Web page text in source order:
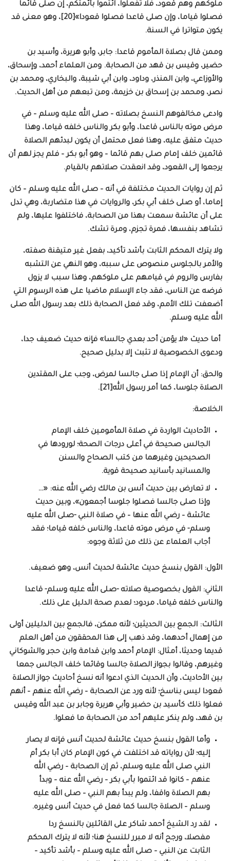
ملوكهم وهم قعود، فلا تفعلوا، ائتموا بأئمتكم، إن صلى قائما
فصلوا قياما، وإن صلى قاعدا فصلوا قعودا»[20]، وهو معنى قد
يكون متواترا في السنة.
وممن قال بصلاة المأموم قاعدا: جابر، وأبو هريرة، وأسيد بن
حضير، وقيس بن قهد من الصحابة. ومن العلماء أحمد، وإسحاق،
والأوزاعي، وابن المنذر، وداود، وابن أبي شيبة، والبخاري، ومحمد بن
نصر، ومحمد بن إسحاق بن خزيمة، ومن تبعهم من أهل الحديث.
وادعى مخالفوهم النسخ بصلاته – صلى الله عليه وسلم – في
مرض موته بالناس قاعدا، وأبو بكر والناس خلفه قياما، وهذا
حديث متفق عليه، وهذا فعل محتمل أن يكون لبدئهم الصلاة
قائمين خلف إمام صلى بهم قائما – وهو أبو بكر – فلم يجز لهم أن
يرجعوا إلى القعود، وقد انعقدت صلاتهم بالقيام.
ثم إن روايات الحديث مختلفة في أنه – صلى الله عليه وسلم – كان
إماما، أو صلى خلف أبي بكر، والروايات في هذا متضاربة، وهي تدل
على أن عائشة سمعت بهذا من الصحابة، فاختلفوا عليها، ولم
تشاهد بنفسها، فمرة تجزم، ومرة تشك.
ولا يترك المحكم الثابت بأشد تأكيد، بفعل غير متيقنة صفته،
والأمر بالجلوس منصوص على سببه، وهو النهي عن التشبه
بفارس والروم في قيامهم على ملوكهم، وهذا سبب لا يزول
فرضه عن الناس، فقد جاء الإسلام ماضيا على هذه الرسوم التي
أضعفت تلك الأمم، وقد فعل الصحابة ذلك بعد رسول الله صلى
الله عليه وسلم.
أما حديث «لا يؤمن أحد بعدي جالسا» فإنه حديث ضعيف جدا،
ودعوى الخصوصية لا تثبت إلا بدليل صحيح.
والحق: أن الإمام إذا صلى جالسا لمرض، وجب على المقتدين
الصلاة جلوسا، كما أمر رسول الله[21].
الخلاصة:
الأحاديث الواردة في صلاة المأمومين خلف الإمام
الجالس صحيحة في أعلى درجات الصحة؛ لورودها في
الصحيحين وغيرهما من كتب الصحاح والسنن
والمسانيد بأسانيد صحيحة قوية.
لا تعارض بين حديث أنس بن مالك رضي الله عنه: «…
وإذا صلى جالسا فصلوا جلوسا أجمعون»، وبين حديث
عائشة – رضي الله عنها – في صلاة النبي -صلى الله عليه
وسلم- في مرض موته قاعدا، والناس خلفه قياما؛ فقد
أجاب العلماء عن ذلك من ثلاثة وجوه:
الأول: القول بنسخ حديث عائشة لحديث أنس، وهو ضعيف.
الثاني: القول بخصوصية صلاته -صلى الله عليه وسلم- قاعدا
والناس خلفه قياما، مردود؛ لعدم صحة الدليل على ذلك.
الثالث: الجمع بين الحديثين؛ لأنه ممكن، فالجمع بين الدليلين أولى
من إهمال أحدهما، وقد ذهب إلى هذا المحققون من أهل العلم
قديما وحديثا، أمثال: الإمام أحمد وابن قدامة وابن حجر والشوكاني
وغيرهم، وقالوا بجواز الصلاة جالسا وقائما خلف الجالس جمعا
بين الأحاديث، وأن الحديث الذي ادعوا أنه نسخ أحاديث جواز الصلاة
قعودا ليس بناسخ؛ لأنه ورد عن الصحابة – رضي الله عنهم – أنهم
فعلوا ذلك كأسيد بن حضير وأبي هريرة وجابر بن عبد الله وقيس
بن قهد، ولم ينكر عليهم أحد من الصحابة ما فعلوا.
وأما القول بنسخ حديث عائشة لحديث أنس فإنه لا يصار
إليه؛ لأن رواياته قد اختلفت في كون الإمام كان أبا بكر أم
النبي صلى الله عليه وسلم، ثم إن الصحابة – رضي الله
عنهم – كانوا قد ائتموا بأبي بكر – رضي الله عنه – وبدأ
بهم الصلاة واقفا، ولم يبدأ بهم النبي – صلى الله عليه
وسلم – الصلاة جالسا كما فعل في حديث أنس وغيره.
لقد رد الشيخ أحمد شاكر على القائلين بالنسخ ردا
مفصلا، ورجح أنه لا مبرر للنسخ هنا؛ لأنه لا يترك المحكم
الثابت عن النبي – صلى الله عليه وسلم – بأشد تأكيد –